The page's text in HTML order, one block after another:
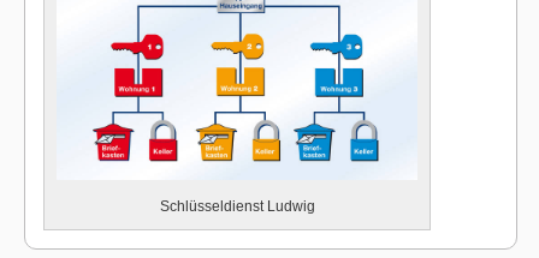
Schlüsseldienst Ludwig